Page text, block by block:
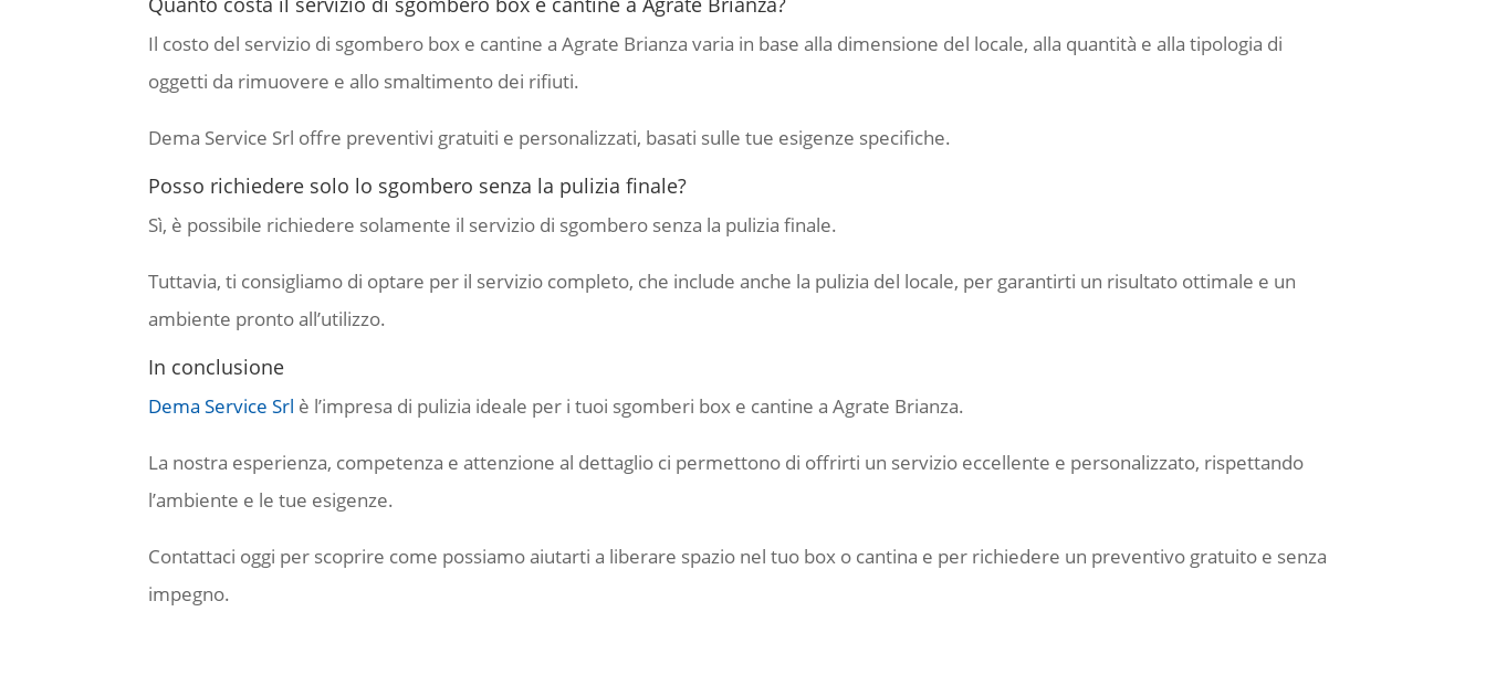
Il costo del servizio di sgombero box e cantine a Agrate Brianza varia in base alla dimensione del locale, alla quantità e alla tipologia di
oggetti da rimuovere e allo smaltimento dei rifiuti.
Dema Service Srl offre preventivi gratuiti e personalizzati, basati sulle tue esigenze specifiche.
Posso richiedere solo lo sgombero senza la pulizia finale?
Sì, è possibile richiedere solamente il servizio di sgombero senza la pulizia finale.
Tuttavia, ti consigliamo di optare per il servizio completo, che include anche la pulizia del locale, per garantirti un risultato ottimale e un
ambiente pronto all’utilizzo.
In conclusione
Dema Service Srl è l’impresa di pulizia ideale per i tuoi sgomberi box e cantine a Agrate Brianza.
La nostra esperienza, competenza e attenzione al dettaglio ci permettono di offrirti un servizio eccellente e personalizzato, rispettando
l’ambiente e le tue esigenze.
Contattaci oggi per scoprire come possiamo aiutarti a liberare spazio nel tuo box o cantina e per richiedere un preventivo gratuito e senza
impegno.